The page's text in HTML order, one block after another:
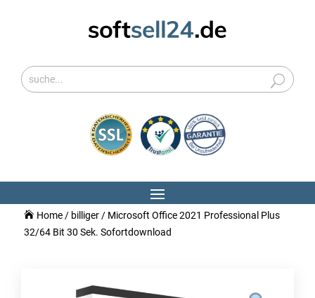
Home/ billiger/ Microsoft Office 2021 Professional Plus
32/64 Bit 30 Sek. Sofortdownload